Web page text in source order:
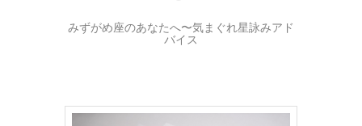
みずがめ座のあなたへ〜気まぐれ星詠みアド
バイス